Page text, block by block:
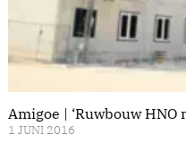
Amigoe | ‘Ruwbouw HNO
1 JUNI 2016